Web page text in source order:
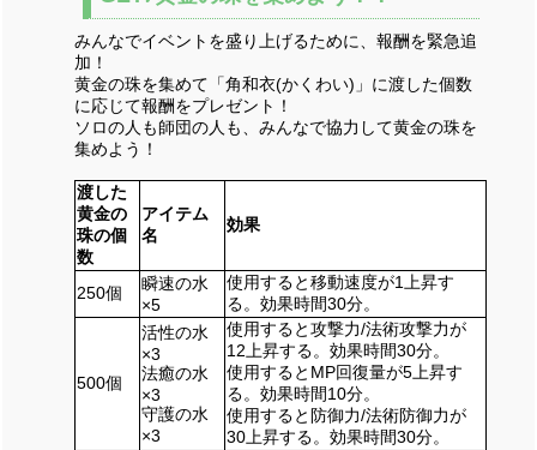
みんなでイベントを盛り上げるために、報酬を緊急追
加！
黄金の珠を集めて「角和衣(かくわい)」に渡した個数
に応じて報酬をプレゼント！
ソロの人も師団の人も、みんなで協力して黄金の珠を
集めよう！
渡した
黄金の
珠の個
数
アイテム
名
効果
250個
瞬速の水
×5
使用すると移動速度が1上昇す
る。効果時間30分。
500個
活性の水
×3
法癒の水
×3
守護の水
×3
使用すると攻撃力/法術攻撃力が
12上昇する。効果時間30分。
使用するとMP回復量が5上昇す
る。効果時間10分。
使用すると防御力/法術防御力が
30上昇する。効果時間30分。